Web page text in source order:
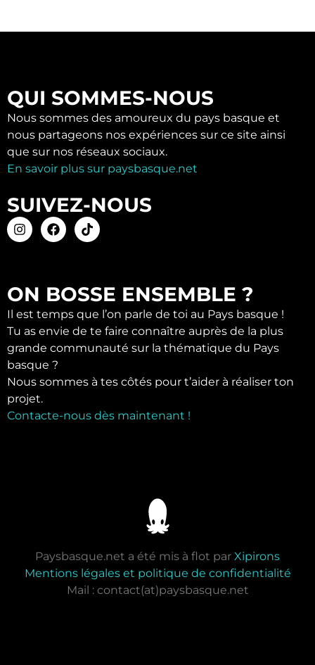
QUI SOMMES-NOUS
Nous sommes des amoureux du pays basque et
nous partageons nos expériences sur ce site ainsi
que sur nos réseaux sociaux.
En savoir plus sur paysbasque.net
SUIVEZ-NOUS
ON BOSSE ENSEMBLE ?
Il est temps que l’on parle de toi au Pays basque !
Tu as envie de te faire connaître auprès de la plus
grande communauté sur la thématique du Pays
basque ?
Nous sommes à tes côtés pour t’aider à réaliser ton
projet.
Contacte-nous dès maintenant !
Paysbasque.net a été mis à flot par Xipirons
Mentions légales et politique de confidentialité
Mail : contact(at)paysbasque.net